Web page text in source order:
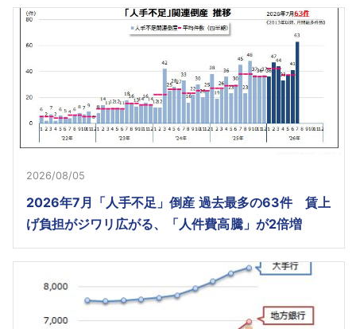
2026/08/05
2026年7月「人手不足」倒産 過去最多の63件 賃上
げ負担がジワリ広がる、「人件費高騰」が2倍増